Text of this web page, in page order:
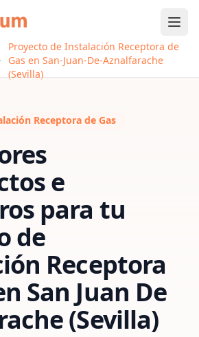
Proyecto de Instalación Receptora de
Gas en San-Juan-De-Aznalfarache
(Sevilla)
Receptora de Gas
e
para tu
de
Receptora
San Juan De
(Sevilla)